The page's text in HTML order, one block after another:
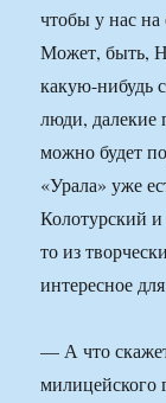
чтобы у нас на
Может, быть,
какую-нибудь
люди, далекие
можно будет
«Урала» уже
Колотурский
то из
интересное
— А что
милицейского